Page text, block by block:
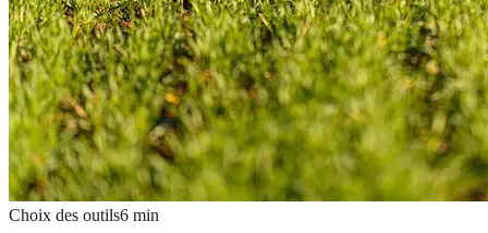
Choix des outils6 min